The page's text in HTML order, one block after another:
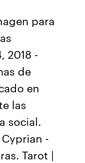
para
2018 -
de
en
las
social.
-
Tarot |